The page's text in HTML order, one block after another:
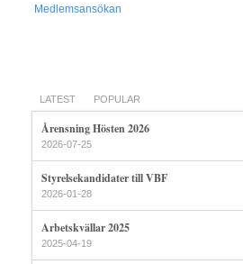
Medlemsansökan
LATEST POPULAR
Årensning Hösten 2026
2026-07-25
Styrelsekandidater till VBF
2026-01-28
Arbetskvällar 2025
2025-04-19